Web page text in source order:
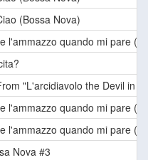
(Bossa Nova)
l'ammazzo quando mi pare
"L'arcidiavolo the Devil in
l'ammazzo quando mi pare
l'ammazzo quando mi pare
Nova #3